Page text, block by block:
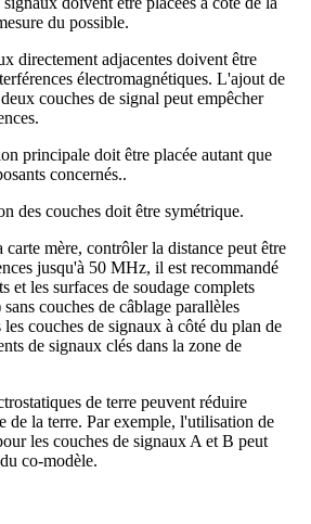
du possible.
directement adjacentes doivent être
électromagnétiques. L'ajout de
couches de signal peut empêcher
principale doit être placée autant que
concernés..
des couches doit être symétrique.
carte mère, contrôler la distance peut être
jusqu'à 50 MHz, il est recommandé
et les surfaces de soudage complets
couches de câblage parallèles
les couches de signaux à côté du plan de
de signaux clés dans la zone de
de terre peuvent réduire
de la terre. Par exemple, l'utilisation de
les couches de signaux A et B peut
co-modèle.